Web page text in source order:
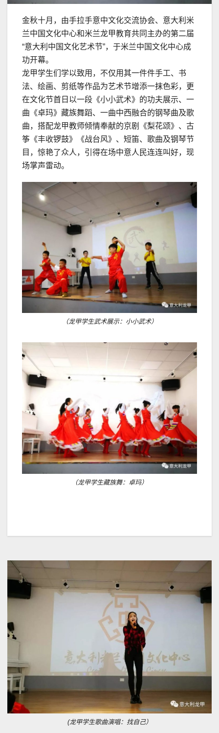
金秋十月，由手拉手意中文化交流协会、意大利米
兰中国文化中心和米兰龙甲教育共同主办的第二届
“意大利中国文化艺术节”，于米兰中国文化中心成
功开幕。
龙甲学生们学以致用，不仅用其一件件手工、书
法、绘画、剪纸等作品为艺术节增添一抹色彩，更
在文化节首日以一段《小小武术》的功夫展示、一
曲《卓玛》藏族舞蹈、一曲中西融合的钢琴曲及歌
曲，搭配龙甲教师倾情奉献的京剧《梨花颂》、古
筝《丰收锣鼓》《战台风》、短笛、歌曲及钢琴节
目，惊艳了众人，引得在场中意人民连连叫好，现
场掌声雷动。
（龙甲学生武术展示：小小武术）
（龙甲学生藏族舞：卓玛）
(龙甲学生歌曲演唱：找自己）